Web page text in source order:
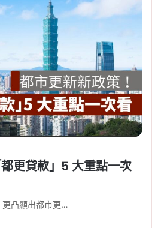
更貸款」5 大重點一次
更凸顯出都市更…